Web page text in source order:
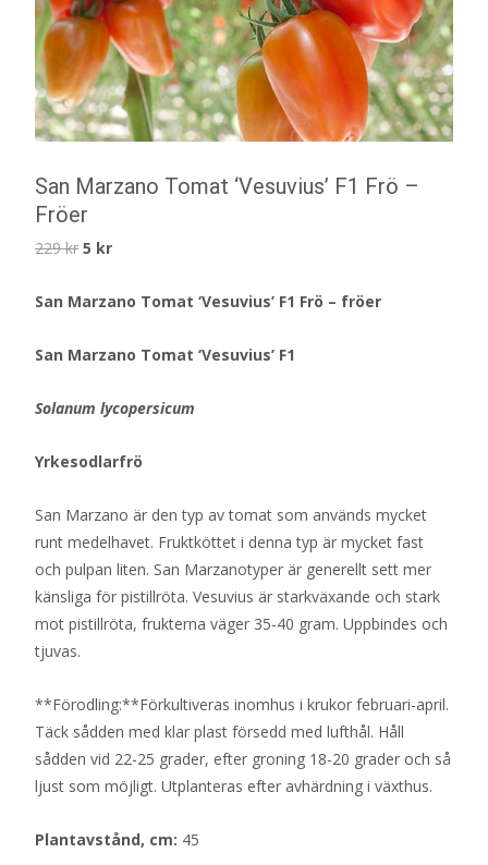
San Marzano Tomat ‘Vesuvius’ F1 Frö –
Fröer
229kr Det
priset
229 kr.
5 krDet
priset
5 kr.
San Marzano Tomat ‘Vesuvius’ F1 Frö – fröer
San Marzano Tomat ‘Vesuvius’ F1
Solanum lycopersicum
Yrkesodlarfrö
San Marzano är den typ av tomat som används mycket
runt medelhavet. Fruktköttet i denna typ är mycket fast
och pulpan liten. San Marzanotyper är generellt sett mer
känsliga för pistillröta. Vesuvius är starkväxande och stark
mot pistillröta, frukterna väger 35-40 gram. Uppbindes och
tjuvas.
**Förodling:**Förkultiveras inomhus i krukor februari-april.
Täck sådden med klar plast försedd med lufthål. Håll
sådden vid 22-25 grader, efter groning 18-20 grader och så
ljust som möjligt. Utplanteras efter avhärdning i växthus.
Plantavstånd, cm: 45